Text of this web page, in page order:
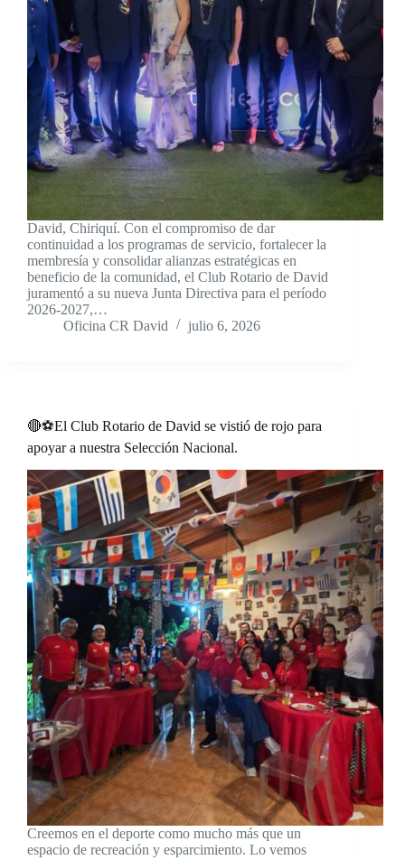
David, Chiriquí. Con el compromiso de dar
continuidad a los programas de servicio, fortalecer la
membresía y consolidar alianzas estratégicas en
beneficio de la comunidad, el Club Rotario de David
juramentó a su nueva Junta Directiva para el período
2026-2027,…
Oficina CR David
julio 6, 2026
🔴⚽El Club Rotario de David se vistió de rojo para
apoyar a nuestra Selección Nacional.
Creemos en el deporte como mucho más que un
espacio de recreación y esparcimiento. Lo vemos